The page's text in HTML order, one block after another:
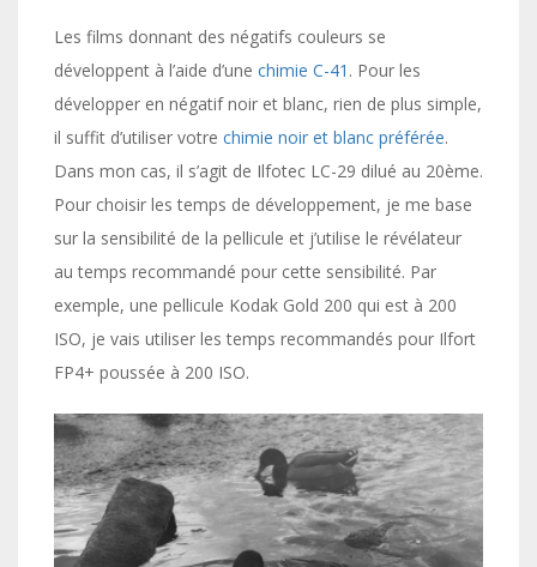
Les films donnant des négatifs couleurs se
développent à l’aide d’une chimie C-41 . Pour les
développer en négatif noir et blanc, rien de plus simple,
il suffit d’utiliser votre chimie noir et blanc préférée.
Dans mon cas, il s’agit de Ilfotec LC-29 dilué au 20ème.
Pour choisir les temps de développement, je me base
sur la sensibilité de la pellicule et j’utilise le révélateur
au temps recommandé pour cette sensibilité. Par
exemple, une pellicule Kodak Gold 200 qui est à 200
ISO, je vais utiliser les temps recommandés pour Ilfort
FP4+ poussée à 200 ISO.